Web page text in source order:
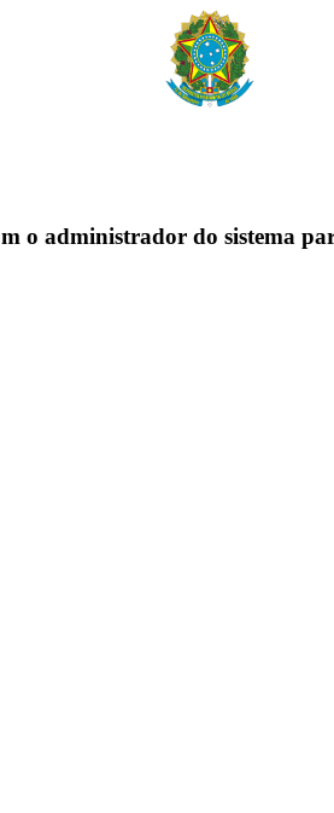
o administrador do sistema